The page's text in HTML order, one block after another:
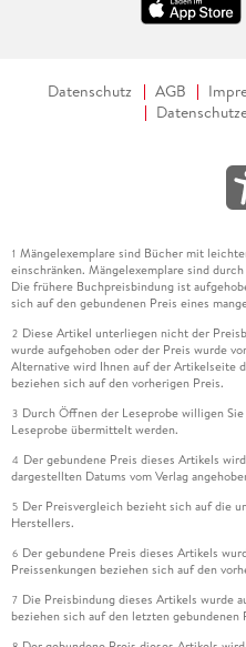
Datenschutz AGB
1 Mängelexemplare sind Bücher mit
einschränken. Mängelexemplare sind
Die frühere Buchpreisbindung ist
sich auf den gebundenen Preis eines
2 Diese Artikel unterliegen nicht der
wurde aufgehoben oder der Preis wurde
Alternative wird Ihnen auf der Artikelseite
beziehen sich auf den vorherigen Preis.
3 Durch Öffnen der Leseprobe willigen
Leseprobe übermittelt werden.
4 Der gebundene Preis dieses Artikels
dargestellten Datums vom Verlag
5 Der Preisvergleich bezieht sich auf die
Herstellers.
6 Der gebundene Preis dieses Artikels
Preissenkungen beziehen sich auf den
7 Die Preisbindung dieses Artikels wurde
beziehen sich auf den letzten gebundenen